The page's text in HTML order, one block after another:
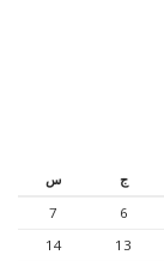
ج
س
6
7
13
14